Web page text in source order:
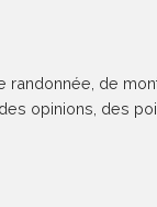
de
opinions, des